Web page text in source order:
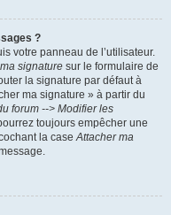
?
votre panneau de l’utilisateur.
signature sur le formulaire de
la signature par défaut à
ma signature » à partir du
forum --> Modifier les
toujours empêcher une
la caseAttacher ma